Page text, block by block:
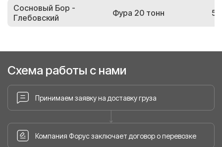
Сосновый Бор -
Глебовский
Фура 20 тонн
Схема работы с нами
Принимаем заявку на доставку груза
Компания Форус заключает договор о перевозке